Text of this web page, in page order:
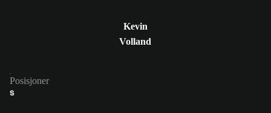
Kevin
Volland
Posisjoner
S